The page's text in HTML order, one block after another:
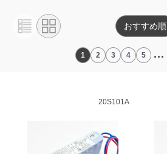
1 2 3 4 5 ...
おすすめ順
20S101A